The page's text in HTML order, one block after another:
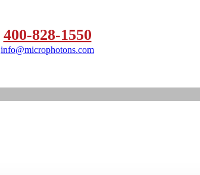
400-828-1550
info@microphotons.com